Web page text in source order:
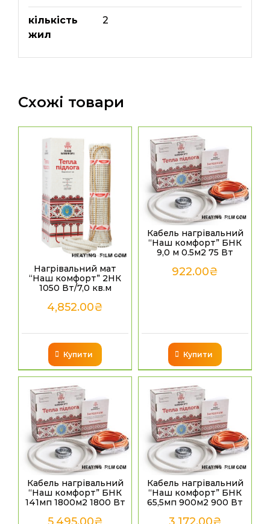
кількість
жил
2
Схожі товари
Нагрівальний мат
“Наш комфорт” 2НК
1050 Вт/7,0 кв.м
4,852.00₴
Купити
Кабель нагрівальний
“Наш комфорт” БНК
9,0 м 0.5м2 75 Вт
922.00₴
Купити
Кабель нагрівальний
“Наш комфорт” БНК
141мп 1800м2 1800 Вт
5,495.00₴
Кабель нагрівальний
“Наш комфорт” БНК
65,5мп 900м2 900 Вт
3,172.00₴